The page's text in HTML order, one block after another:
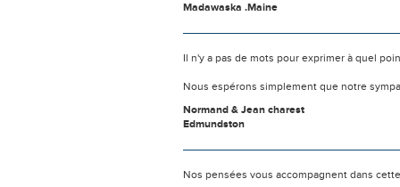
Madawaska .Maine
Il n'y a pas de mots pour exprimer à quel
Nous espérons simplement que notre
Normand & Jean charest
Edmundston
Nos pensées vous accompagnent dans